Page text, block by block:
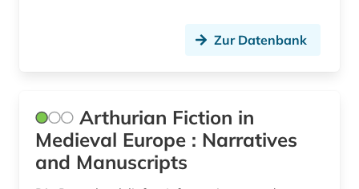
galicien (2)
Zur Datenbank
Arthurian Fiction in
Medieval Europe : Narratives
and Manuscripts